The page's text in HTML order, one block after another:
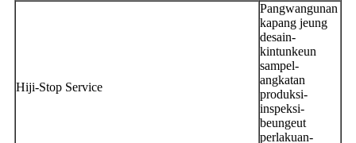
Hiji-Stop Service
Pangwangunan
kapang jeung
desain-
kintunkeun
sampel-
angkatan
produksi-
inspeksi-
beungeut
perlakuan-